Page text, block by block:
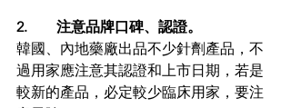
2.        注意品牌口碑、認證。
韓國、內地藥廠出品不少針劑產品，不
過用家應注意其認證和上市日期，若是
較新的產品，必定較少臨床用家，要注